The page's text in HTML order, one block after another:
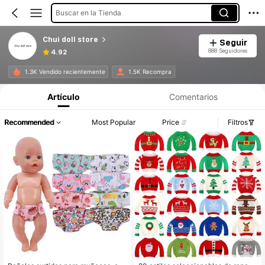
Buscar en la Tienda
Chui doll store
4.92
Seguir
888 Seguidores
1.3K Vendido recientemente 1.5K Recompra
Artículo Comentarios
Recommended Most Popular Price Filtros